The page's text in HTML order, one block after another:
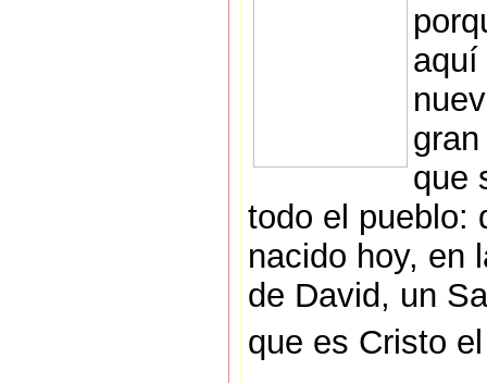
aquí
que
todo el pueblo:
nacido hoy, en
de David, un
que es Cristo